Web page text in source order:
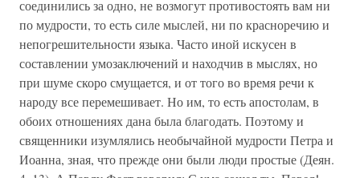
соединились за одно, не возмогут противостоять вам ни
по мудрости, то есть силе мыслей, ни по красноречию и
непогрешительности языка. Часто иной искусен в
составлении умозаключений и находчив в мыслях, но
при шуме скоро смущается, и от того во время речи к
народу все перемешивает. Но им, то есть апостолам, в
обоих отношениях дана была благодать. Поэтому и
священники изумлялись необычайной мудрости Петра и
Иоанна, зная, что прежде они были люди простые (Деян.